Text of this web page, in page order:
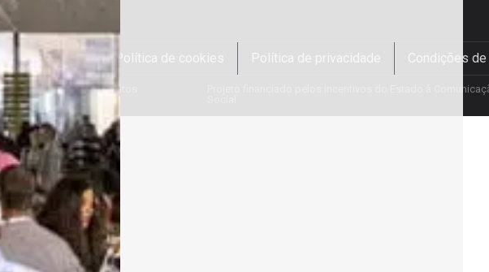
Reclamações Política de cookies Política de privacidade Condições
2022. Todos os direitos
Projeto financiado pelos incentivos do Estado à